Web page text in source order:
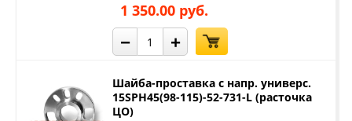
1 350.00 руб.
− +
Шайба-проставка с напр. универс.
15SPH45(98-115)-52-731-L (расточка
ЦО)